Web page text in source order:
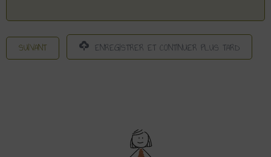
SUIVANT ENREGISTRER ET CONTINUER PLUS TARD